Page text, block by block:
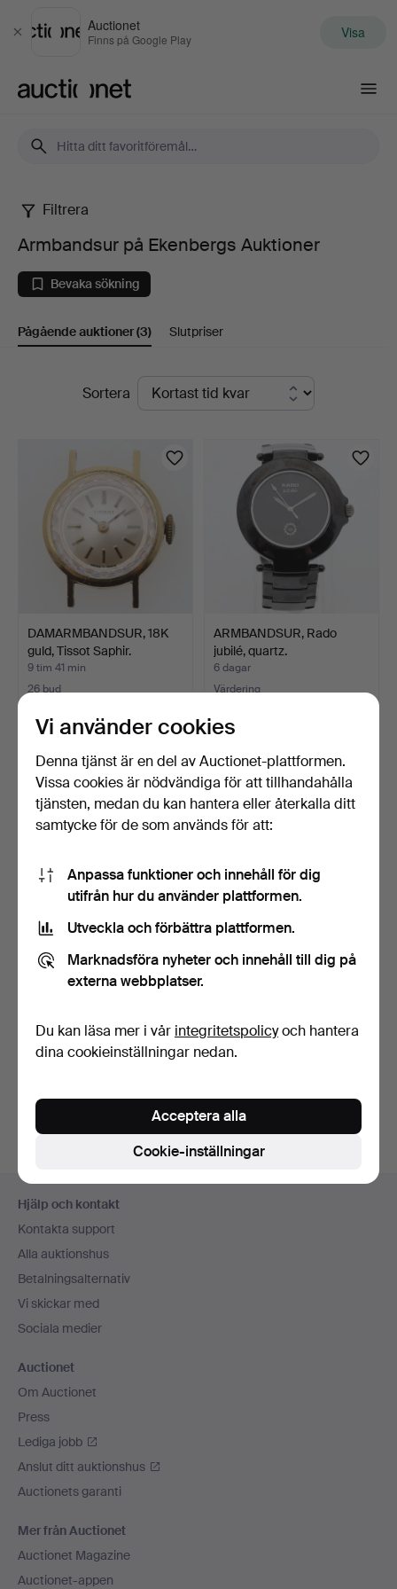
Stäng
Auctionet
Finns på Google Play Visa
Armbandsur
på
Ekenbergs
Auktioner
Filtrera
Armbandsur på Ekenbergs Auktioner
Bevaka sökning
Pågående auktioner(3) Slutpriser
PågåendeSortera
DAMARMBANDSUR, 18K
guld, Tissot Saphir.
9 tim 41 min
26 bud
ARMBANDSUR, Rado
jubilé, quartz.
6 dagar
Värdering
DAMARMBANDSUR,
Candino, rostfritt stål, qu…
6 dagar
Värdering
Bevaka sökning
Sidfotsnavigation
Hjälp och kontakt
Kontakta support
Alla auktionshus
Betalningsalternativ
Vi skickar med
Sociala medier
Auctionet
Om Auctionet
Press
Lediga jobb
Anslut ditt auktionshus
Auctionets garanti
Mer från Auctionet
Auctionet Magazine
Auctionet-appen
Vi använder cookies
Denna tjänst är en del av Auctionet-plattformen.
Vissa cookies är nödvändiga för att tillhandahålla
tjänsten, medan du kan hantera eller återkalla ditt
samtycke för de som används för att:
Anpassa funktioner och innehåll för dig
utifrån hur du använder plattformen.
Utveckla och förbättra plattformen.
Marknadsföra nyheter och innehåll till dig på
externa webbplatser.
Du kan läsa mer i vår integritetspolicyoch hantera
dina cookieinställningar nedan.
Cookie-inställningar
Acceptera alla